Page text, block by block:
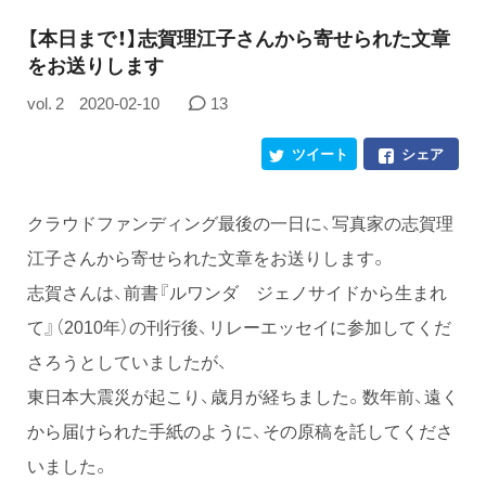
【本日まで！】志賀理江子さんから寄せられた文章
をお送りします
vol. 2 2020-02-10 13
シェア
ツイート
クラウドファンディング最後の一日に、写真家の志賀理
江子さんから寄せられた文章をお送りします。
志賀さんは、前書『ルワンダ ジェノサイドから生まれ
て』（2010年）の刊行後、リレーエッセイに参加してくだ
さろうとしていましたが、
東日本大震災が起こり、歳月が経ちました。数年前、遠く
から届けられた手紙のように、その原稿を託してくださ
いました。